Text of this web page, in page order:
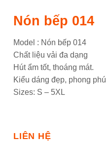
Nón bếp 014
Model : Nón bếp 014
Chất liệu vải đa dạng
Hút ẩm tốt, thoáng mát.
Kiểu dáng đẹp, phong phú
Sizes: S – 5XL
LIÊN HỆ